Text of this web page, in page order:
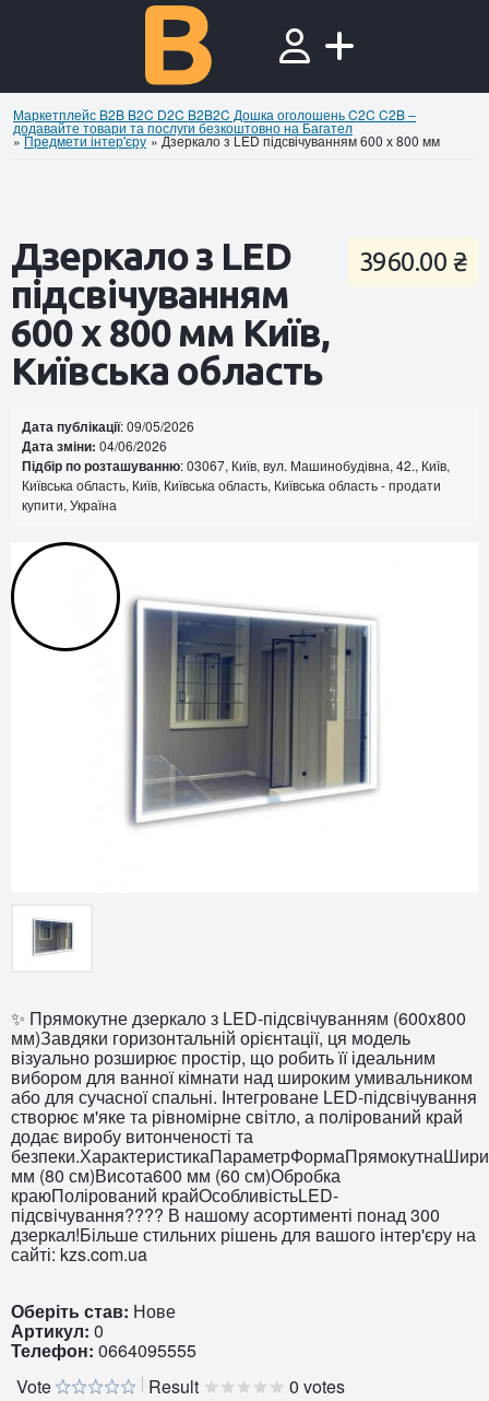
Маркетплейс B2B B2C D2C B2B2C Дошка оголошень C2C C2B –
додавайте товари та послуги безкоштовно на Багател
»Предмети інтер'єру »Дзеркало з LED підсвічуванням 600 х 800 мм
3960.00 ₴
Дзеркало з LED
підсвічуванням
600 х 800 мм Київ,
Київська область
Дата публікації: 09/05/2026
Дата зміни: 04/06/2026
Підбір по розташуванню: 03067, Київ, вул. Машинобудівна, 42., Київ,
Київська область, Київ, Київська область, Київська область - продати
купити, Україна
✨ Прямокутне дзеркало з LED-підсвічуванням (600x800
мм)Завдяки горизонтальній орієнтації, ця модель
візуально розширює простір, що робить її ідеальним
вибором для ванної кімнати над широким умивальником
або для сучасної спальні. Інтегроване LED-підсвічування
створює м'яке та рівномірне світло, а полірований край
додає виробу витонченості та
мм (80 см)Висота600 мм (60 см)Обробка
краюПолірований крайОсобливістьLED-
підсвічування???? В нашому асортименті понад 300
дзеркал!Більше стильних рішень для вашого інтер'єру на
сайті: kzs.com.ua
Оберіть став: Нове
Артикул: 0
Телефон: 0664095555
Vote
Result
0 votes